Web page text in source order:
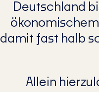
Deutschland
damit fast halb
Allein